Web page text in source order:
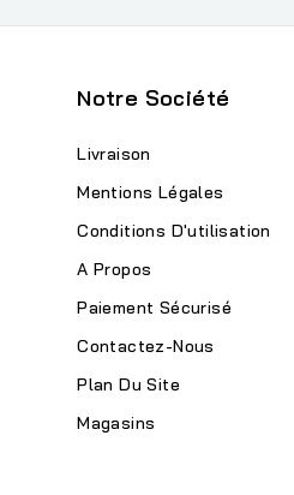
Notre Société
Livraison
Mentions Légales
Conditions D'utilisation
A Propos
Paiement Sécurisé
Contactez-Nous
Plan Du Site
Magasins